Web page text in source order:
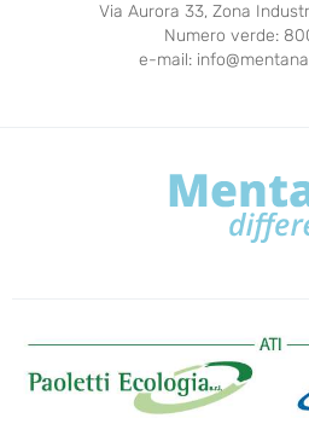
Via Aurora 33, Zona
Numero verde:
e-mail: